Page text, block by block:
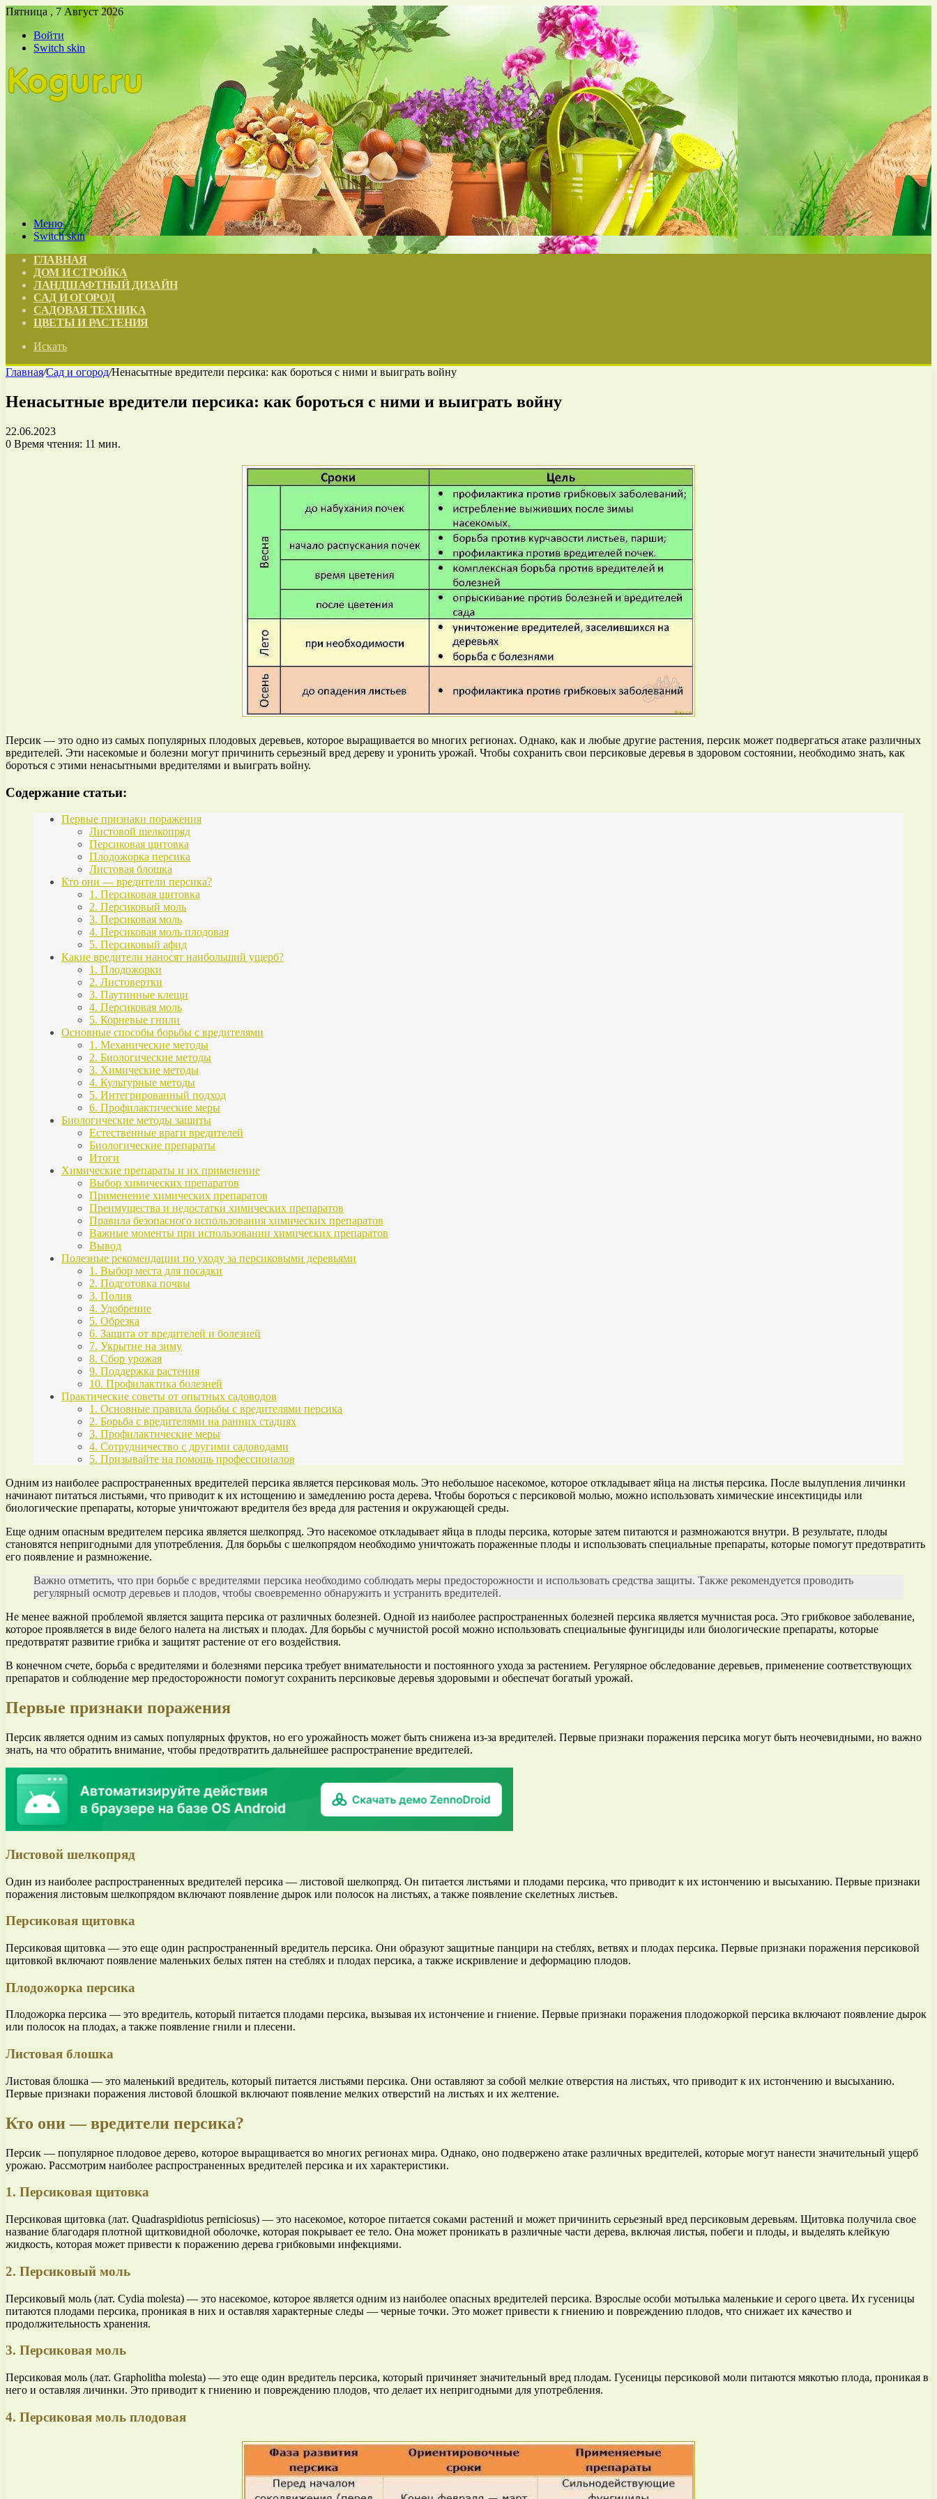
Пятница , 7 Август 2026
Войти
Switch skin
Меню
Switch skin
ГЛАВНАЯ
ДОМ И СТРОЙКА
ЛАНДШАФТНЫЙ ДИЗАЙН
САД И ОГОРОД
САДОВАЯ ТЕХНИКА
ЦВЕТЫ И РАСТЕНИЯ
Искать
Главная/Сад и огород/Ненасытные вредители персика: как бороться с ними и выиграть войну
Ненасытные вредители персика: как бороться с ними и выиграть войну
22.06.2023
0 Время чтения: 11 мин.
Персик — это одно из самых популярных плодовых деревьев, которое выращивается во многих регионах. Однако, как и любые другие растения, персик может подвергаться атаке различных
вредителей. Эти насекомые и болезни могут причинить серьезный вред дереву и уронить урожай. Чтобы сохранить свои персиковые деревья в здоровом состоянии, необходимо знать, как
бороться с этими ненасытными вредителями и выиграть войну.
Содержание статьи:
Первые признаки поражения
Листовой шелкопряд
Персиковая щитовка
Плодожорка персика
Листовая блошка
Кто они — вредители персика?
1. Персиковая щитовка
2. Персиковый моль
3. Персиковая моль
4. Персиковая моль плодовая
5. Персиковый афид
Какие вредители наносят наибольший ущерб?
1. Плодожорки
2. Листовертки
3. Паутинные клещи
4. Персиковая моль
5. Корневые гнили
Основные способы борьбы с вредителями
1. Механические методы
2. Биологические методы
3. Химические методы
4. Культурные методы
5. Интегрированный подход
6. Профилактические меры
Биологические методы защиты
Естественные враги вредителей
Биологические препараты
Итоги
Химические препараты и их применение
Выбор химических препаратов
Применение химических препаратов
Преимущества и недостатки химических препаратов
Правила безопасного использования химических препаратов
Важные моменты при использовании химических препаратов
Вывод
Полезные рекомендации по уходу за персиковыми деревьями
1. Выбор места для посадки
2. Подготовка почвы
3. Полив
4. Удобрение
5. Обрезка
6. Защита от вредителей и болезней
7. Укрытие на зиму
8. Сбор урожая
9. Поддержка растения
10. Профилактика болезней
Практические советы от опытных садоводов
1. Основные правила борьбы с вредителями персика
2. Борьба с вредителями на ранних стадиях
3. Профилактические меры
4. Сотрудничество с другими садоводами
5. Призывайте на помощь профессионалов
Одним из наиболее распространенных вредителей персика является персиковая моль. Это небольшое насекомое, которое откладывает яйца на листья персика. После вылупления личинки
начинают питаться листьями, что приводит к их истощению и замедлению роста дерева. Чтобы бороться с персиковой молью, можно использовать химические инсектициды или
биологические препараты, которые уничтожают вредителя без вреда для растения и окружающей среды.
Еще одним опасным вредителем персика является шелкопряд. Это насекомое откладывает яйца в плоды персика, которые затем питаются и размножаются внутри. В результате, плоды
становятся непригодными для употребления. Для борьбы с шелкопрядом необходимо уничтожать пораженные плоды и использовать специальные препараты, которые помогут предотвратить
его появление и размножение.
Важно отметить, что при борьбе с вредителями персика необходимо соблюдать меры предосторожности и использовать средства защиты. Также рекомендуется проводить
регулярный осмотр деревьев и плодов, чтобы своевременно обнаружить и устранить вредителей.
Не менее важной проблемой является защита персика от различных болезней. Одной из наиболее распространенных болезней персика является мучнистая роса. Это грибковое заболевание,
которое проявляется в виде белого налета на листьях и плодах. Для борьбы с мучнистой росой можно использовать специальные фунгициды или биологические препараты, которые
предотвратят развитие грибка и защитят растение от его воздействия.
В конечном счете, борьба с вредителями и болезнями персика требует внимательности и постоянного ухода за растением. Регулярное обследование деревьев, применение соответствующих
препаратов и соблюдение мер предосторожности помогут сохранить персиковые деревья здоровыми и обеспечат богатый урожай.
Первые признаки поражения
Персик является одним из самых популярных фруктов, но его урожайность может быть снижена из-за вредителей. Первые признаки поражения персика могут быть неочевидными, но важно
знать, на что обратить внимание, чтобы предотвратить дальнейшее распространение вредителей.
Листовой шелкопряд
Один из наиболее распространенных вредителей персика — листовой шелкопряд. Он питается листьями и плодами персика, что приводит к их истончению и высыханию. Первые признаки
поражения листовым шелкопрядом включают появление дырок или полосок на листьях, а также появление скелетных листьев.
Персиковая щитовка
Персиковая щитовка — это еще один распространенный вредитель персика. Они образуют защитные панцири на стеблях, ветвях и плодах персика. Первые признаки поражения персиковой
щитовкой включают появление маленьких белых пятен на стеблях и плодах персика, а также искривление и деформацию плодов.
Плодожорка персика
Плодожорка персика — это вредитель, который питается плодами персика, вызывая их истончение и гниение. Первые признаки поражения плодожоркой персика включают появление дырок
или полосок на плодах, а также появление гнили и плесени.
Листовая блошка
Листовая блошка — это маленький вредитель, который питается листьями персика. Они оставляют за собой мелкие отверстия на листьях, что приводит к их истончению и высыханию.
Первые признаки поражения листовой блошкой включают появление мелких отверстий на листьях и их желтение.
Кто они — вредители персика?
Персик — популярное плодовое дерево, которое выращивается во многих регионах мира. Однако, оно подвержено атаке различных вредителей, которые могут нанести значительный ущерб
урожаю. Рассмотрим наиболее распространенных вредителей персика и их характеристики.
1. Персиковая щитовка
Персиковая щитовка (лат. Quadraspidiotus perniciosus) — это насекомое, которое питается соками растений и может причинить серьезный вред персиковым деревьям. Щитовка получила свое
название благодаря плотной щитковидной оболочке, которая покрывает ее тело. Она может проникать в различные части дерева, включая листья, побеги и плоды, и выделять клейкую
жидкость, которая может привести к поражению дерева грибковыми инфекциями.
2. Персиковый моль
Персиковый моль (лат. Cydia molesta) — это насекомое, которое является одним из наиболее опасных вредителей персика. Взрослые особи мотылька маленькие и серого цвета. Их гусеницы
питаются плодами персика, проникая в них и оставляя характерные следы — черные точки. Это может привести к гниению и повреждению плодов, что снижает их качество и
продолжительность хранения.
3. Персиковая моль
Персиковая моль (лат. Grapholitha molesta) — это еще один вредитель персика, который причиняет значительный вред плодам. Гусеницы персиковой моли питаются мякотью плода, проникая в
него и оставляя личинки. Это приводит к гниению и повреждению плодов, что делает их непригодными для употребления.
4. Персиковая моль плодовая